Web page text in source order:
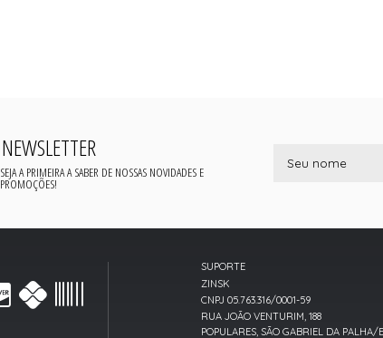
NEWSLETTER
SEJA A PRIMEIRA A SABER DE NOSSAS NOVIDADES E
PROMOÇÕES!
SUPORTE
ZINSK
CNPJ 05.763.316/0001-59
RUA JOÃO VENTURIM, 188
POPULARES, SÃO GABRIEL DA PALHA/